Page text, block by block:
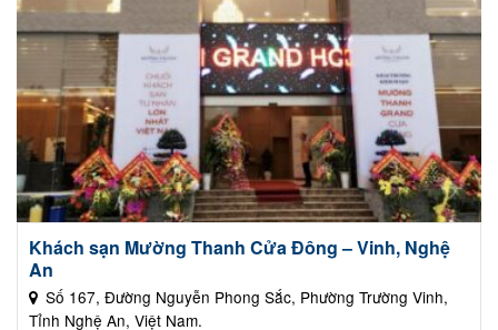
Khách sạn Mường Thanh Cửa Đông – Vinh, Nghệ
An
Số 167, Đường Nguyễn Phong Sắc, Phường Trường Vinh,
Tỉnh Nghệ An, Việt Nam.